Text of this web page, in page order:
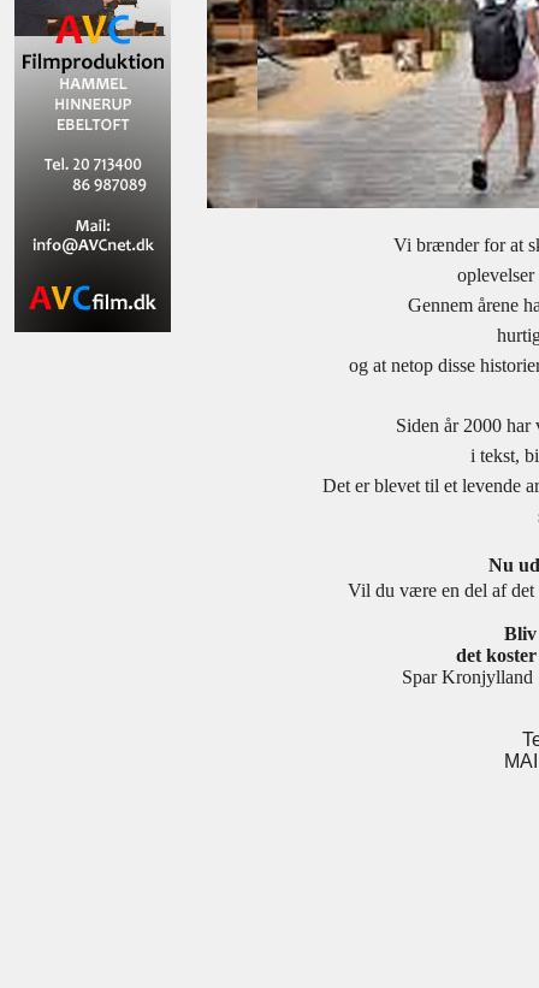
Vi brænder for at
Gennem årene
og at netop disse
Siden år 2000
i tekst,
Det er blevet til et levende
Nu
Vil du være en del af
Bliv
det
Spar